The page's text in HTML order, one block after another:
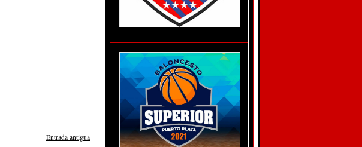
Entrada antigua